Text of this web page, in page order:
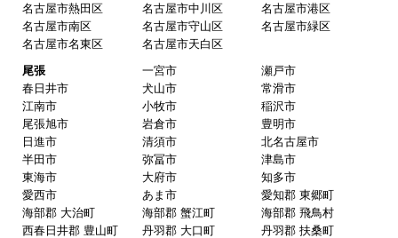
ピングーヒサコさん
2025年10月30日 14:53
欲しい商品をスムーズに注文できましたか？
ショップからの連絡や対応は適切でしたか？
予定の期日までに商品が届きましたか？
商品の梱包は必要十分なものでしたか？
名古屋市熱田区
名古屋市中川区
名古屋市港区
名古屋市南区
名古屋市守山区
名古屋市緑区
名古屋市名東区
名古屋市天白区
尾張
一宮市
瀬戸市
春日井市
犬山市
常滑市
江南市
小牧市
稲沢市
尾張旭市
岩倉市
豊明市
日進市
清須市
北名古屋市
半田市
弥冨市
津島市
東海市
大府市
知多市
愛西市
あま市
愛知郡 東郷町
海部郡 大治町
海部郡 蟹江町
海部郡 飛鳥村
西春日井郡 豊山町
丹羽郡 大口町
丹羽郡 扶桑町